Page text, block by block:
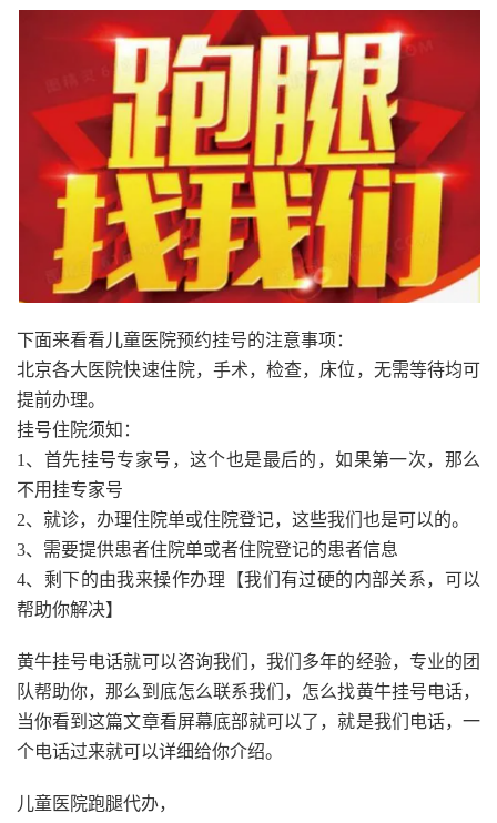
下面来看看儿童医院预约挂号的注意事项：
北京各大医院快速住院，手术，检查，床位，无需等待均可
提前办理。
挂号住院须知：
1、首先挂号专家号，这个也是最后的，如果第一次，那么
不用挂专家号
2、就诊，办理住院单或住院登记，这些我们也是可以的。
3、需要提供患者住院单或者住院登记的患者信息
4、剩下的由我来操作办理【我们有过硬的内部关系，可以
帮助你解决】
黄牛挂号电话就可以咨询我们，我们多年的经验，专业的团
队帮助你，那么到底怎么联系我们，怎么找黄牛挂号电话，
当你看到这篇文章看屏幕底部就可以了，就是我们电话，一
个电话过来就可以详细给你介绍。
儿童医院跑腿代办，